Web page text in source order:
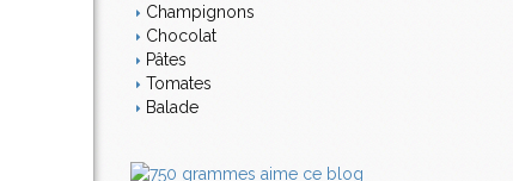
Champignons
Chocolat
Pâtes
Tomates
Balade